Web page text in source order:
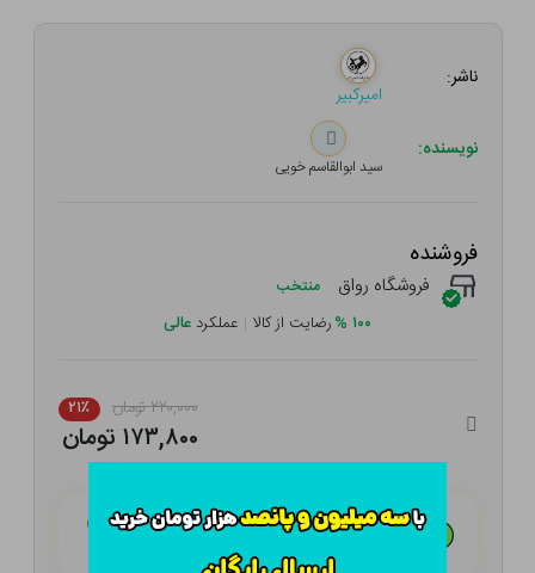
ناشر:
امیرکبیر
نویسنده:
سید ابوالقاسم خویی
فروشنده
فروشگاه رواق منتخب
۱۰۰ %رضایت از کالا | عملکرد عالی
۲۲۰,۰۰۰ تومان ۲۱٪
۱۷۳,۸۰۰ تومان
هـر قسط با تــرب‌پــی:۴۳,۴۵۰ تومان